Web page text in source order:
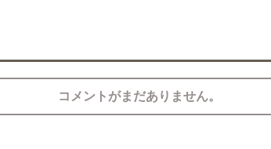
コメントがまだありません。